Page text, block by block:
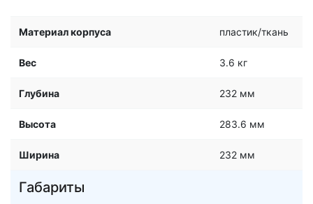
Материал корпуса пластик/ткань
Вес 3.6 кг
Глубина 232 мм
Высота 283.6 мм
Ширина 232 мм
Габариты